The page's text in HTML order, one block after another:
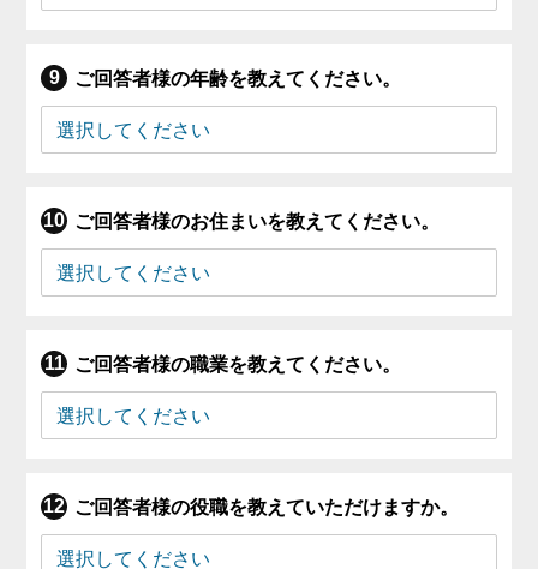
ご回答者様の年齢を教えてください。
ご回答者様のお住まいを教えてください。
ご回答者様の職業を教えてください。
ご回答者様の役職を教えていただけますか。